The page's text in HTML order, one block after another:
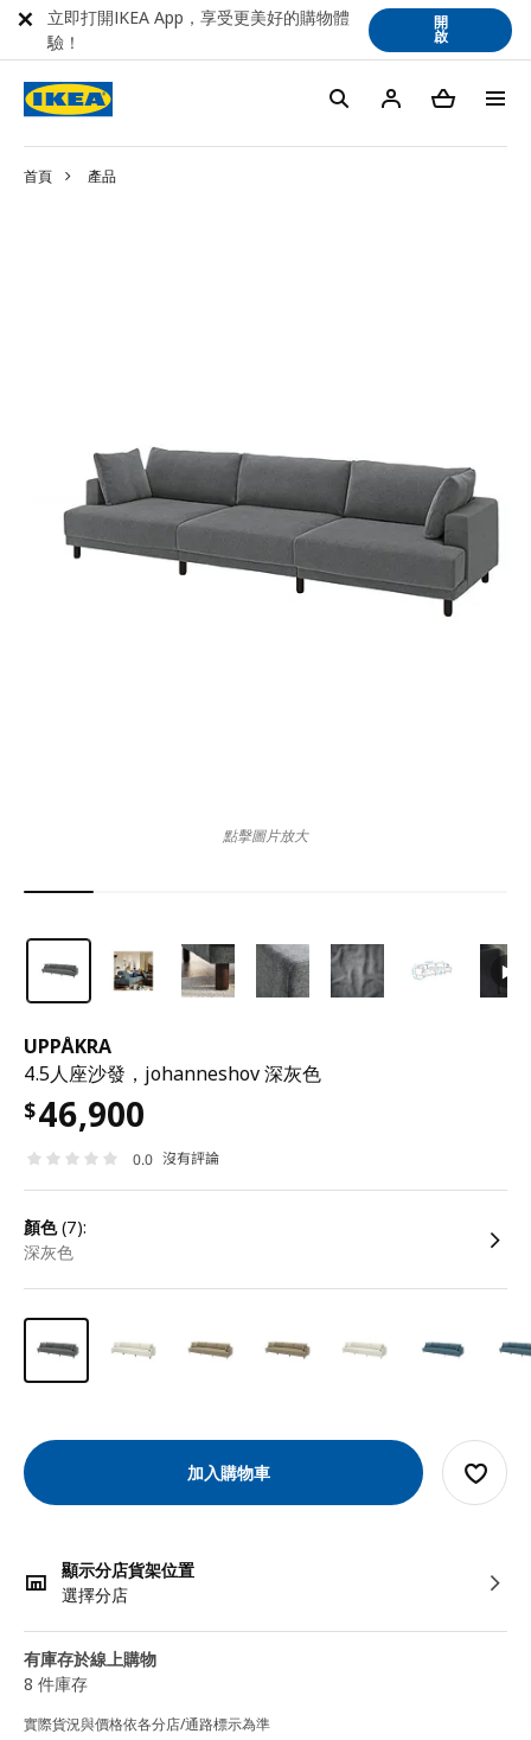
首頁 產品
UPPÅKRA
4.5人座沙發，johanneshov 深灰色
$46,900
0.0 沒有評論
顏色(7):
深灰色
加入購物車
顯示分店貨架位置
選擇分店
有庫存於線上購物
8 件庫存
實際貨況與價格依各分店/通路標示為準
點擊圖片放大
立即打開IKEA App，享受更美好的購物體
驗！
開
啟